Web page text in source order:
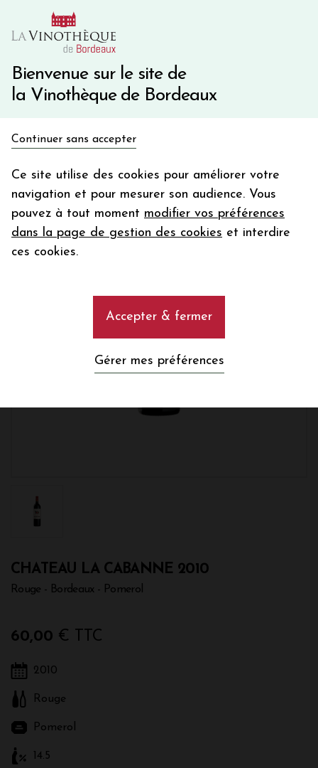
Bienvenue sur le site de
la Vinothèque de Bordeaux
Continuer sans accepter
Ce site utilise des cookies pour améliorer votre
navigation et pour mesurer son audience. Vous
pouvez à tout moment modifier vos préférences
dans la page de gestion des cookies et interdire
ces cookies.
Accepter & fermer
Gérer mes préférences
10€ de remise immédiate sur votre première commande
Une question ?
CHATEAU LA CABANNE 2010
Rouge - Bordeaux - Pomerol
60,00 € TTC
2010
Rouge
Pomerol
14.5
en bon d'achat
Votre
email
En m’abonnant, j’accepte de recevoir la newsletter de la